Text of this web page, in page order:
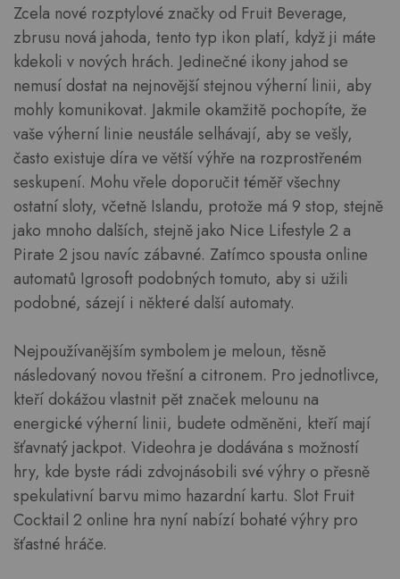
Zcela nové rozptylové značky od Fruit Beverage,
zbrusu nová jahoda, tento typ ikon platí, když ji máte
kdekoli v nových hrách. Jedinečné ikony jahod se
nemusí dostat na nejnovější stejnou výherní linii, aby
mohly komunikovat. Jakmile okamžitě pochopíte, že
vaše výherní linie neustále selhávají, aby se vešly,
často existuje díra ve větší výhře na rozprostřeném
seskupení. Mohu vřele doporučit téměř všechny
ostatní sloty, včetně Islandu, protože má 9 stop, stejně
jako mnoho dalších, stejně jako Nice Lifestyle 2 a
Pirate 2 jsou navíc zábavné. Zatímco spousta online
automatů Igrosoft podobných tomuto, aby si užili
podobné, sázejí i některé další automaty.
Nejpoužívanějším symbolem je meloun, těsně
následovaný novou třešní a citronem. Pro jednotlivce,
kteří dokážou vlastnit pět značek melounu na
energické výherní linii, budete odměněni, kteří mají
šťavnatý jackpot. Videohra je dodávána s možností
hry, kde byste rádi zdvojnásobili své výhry o přesně
spekulativní barvu mimo hazardní kartu. Slot Fruit
Cocktail 2 online hra nyní nabízí bohaté výhry pro
šťastné hráče.